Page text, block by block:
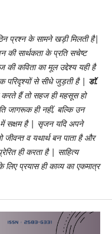
प्रश्न के सामने खड़ी मिलती है|
की सार्थकता के प्रति सचेष्ट
कविता का मूल उद्देश्य यही है
परिदृश्यों से सीधे जुड़ती है | डॉ.
हैं तो सहज ही महसूस हो
जागरूक ही नहीं, बल्कि उन
में सक्षम है | सृजन यदि अपने
व यथार्थ बन पाता है और
ही करता है | साहित्य
प्रयास ही काव्य का एकमात्र